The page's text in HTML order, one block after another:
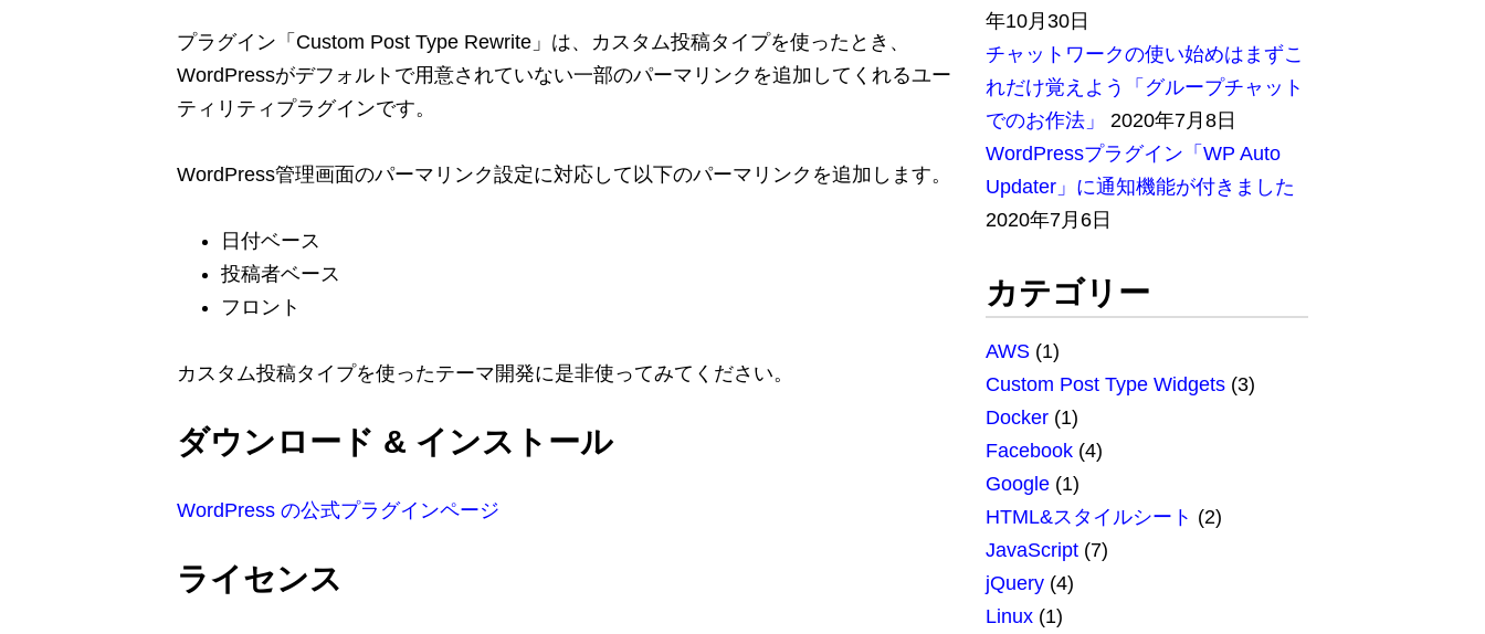
プラグイン「Custom Post Type Rewrite」は、カスタム投稿タイプを使ったとき、
WordPressがデフォルトで用意されていない一部のパーマリンクを追加してくれるユー
ティリティプラグインです。
WordPress管理画面のパーマリンク設定に対応して以下のパーマリンクを追加します。
日付ベース
投稿者ベース
フロント
カスタム投稿タイプを使ったテーマ開発に是非使ってみてください。
ダウンロード & インストール
WordPress の公式プラグインページ
ライセンス
年10月30日
チャットワークの使い始めはまずこ
れだけ覚えよう「グループチャット
でのお作法」
2020年7月8日
WordPressプラグイン「WP Auto
Updater」に通知機能が付きました
2020年7月6日
カテゴリー
AWS (1)
Custom Post Type Widgets (3)
Docker (1)
Facebook (4)
Google (1)
HTML&スタイルシート (2)
JavaScript (7)
jQuery (4)
Linux (1)